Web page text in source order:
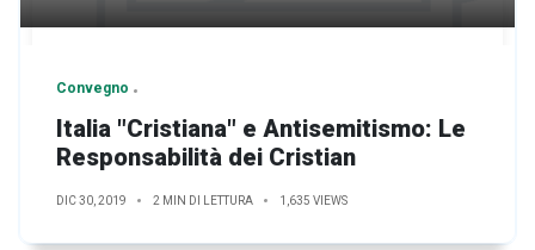
Convegno
Italia "Cristiana" e Antisemitismo: Le
Responsabilità dei Cristian
DIC 30, 2019 2 MIN DI LETTURA 1,635 VIEWS